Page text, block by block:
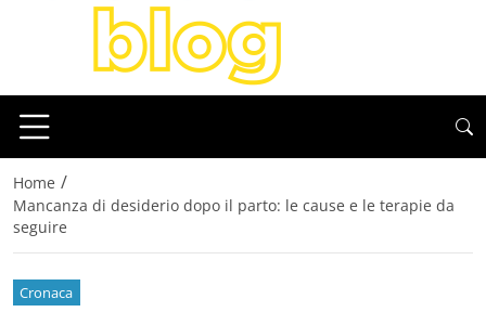
Home /
Mancanza di desiderio dopo il parto: le cause e le terapie da
seguire
Cronaca